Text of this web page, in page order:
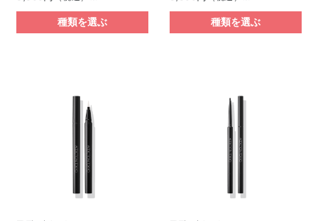
種類を選ぶ 種類を選ぶ